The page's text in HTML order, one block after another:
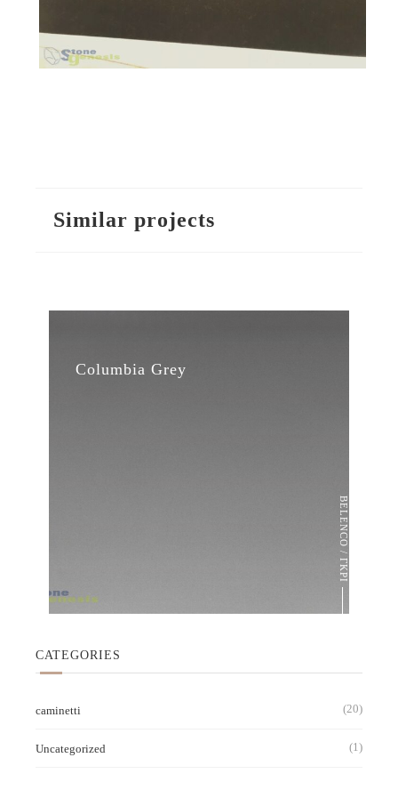
Similar projects
Columbia Grey
BELENCO / ΓΚΡΙ
CATEGORIES
caminetti (20)
Uncategorized (1)